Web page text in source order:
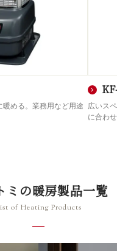
める。業務用など用途
広いス
に合わ
ミの暖房製品一覧
of Heating Products